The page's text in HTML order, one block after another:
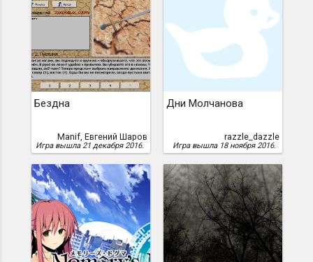
Бездна
Manif, Евгений Шаров
Игра вышла 21 декабря 2016.
Дни Молчанова
razzle_dazzle
Игра вышла 18 ноября 2016.